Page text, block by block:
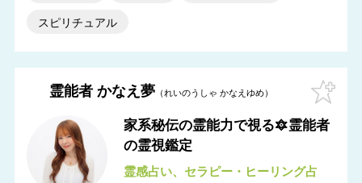
スピリチュアル
霊能者 かなえ夢 れいのうしゃ かなえゆめ
家系秘伝の霊能力で視る🔯霊能者
の霊視鑑定
霊感占い
セラピー・ヒーリング占